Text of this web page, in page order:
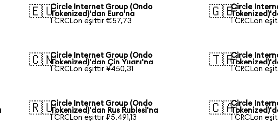
🇪🇺Circle Internet Group (Ondo
Tokenized)'dan Euro'na
1 CRCLon eşittir €57,73
🇬🇧Circle
1 CRCLon
🇨🇳Circle Internet Group (Ondo
Tokenized)'dan Çin Yuanı'na
1 CRCLon eşittir ¥450,31
🇹🇷Circle
1 CRCLon
🇷🇺Circle Internet Group (Ondo
Tokenized)'dan Rus Rublesi'na
1 CRCLon eşittir ₽5.491,13
🇨🇦Circle
1 CRCLon